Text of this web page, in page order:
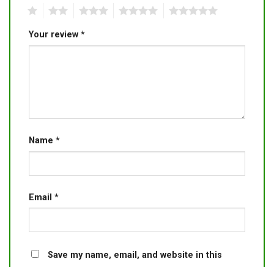
Your review *
Name *
Email *
Save my name, email, and website in this